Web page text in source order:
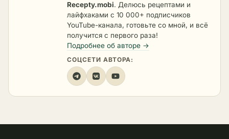
Recepty.mobi. Делюсь рецептами и
лайфхаками с 10 000+ подписчиков
YouTube-канала, готовьте со мной, и всё
получится с первого раза!
Подробнее об авторе →
СОЦСЕТИ АВТОРА: